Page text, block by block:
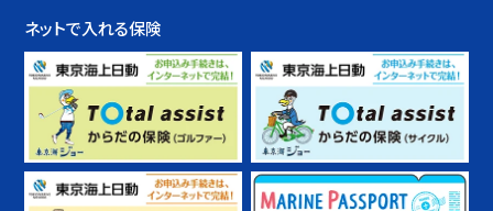
ネットで入れる保険